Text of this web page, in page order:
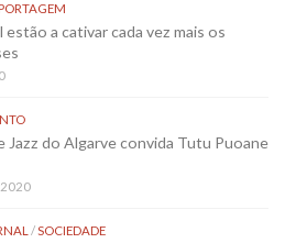
estão a cativar cada vez mais os
Jazz do Algarve convida Tutu Puoane
2020
/SOCIEDADE